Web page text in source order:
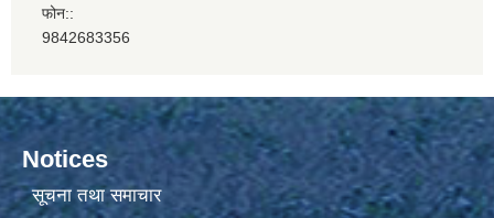
फोन::
9842683356
Notices
सूचना तथा समाचार